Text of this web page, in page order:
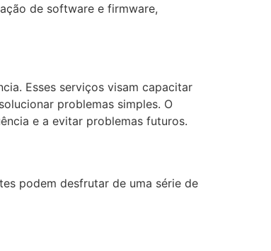
de software e firmware,
Esses serviços visam capacitar
problemas simples. O
e a evitar problemas futuros.
podem desfrutar de uma série de